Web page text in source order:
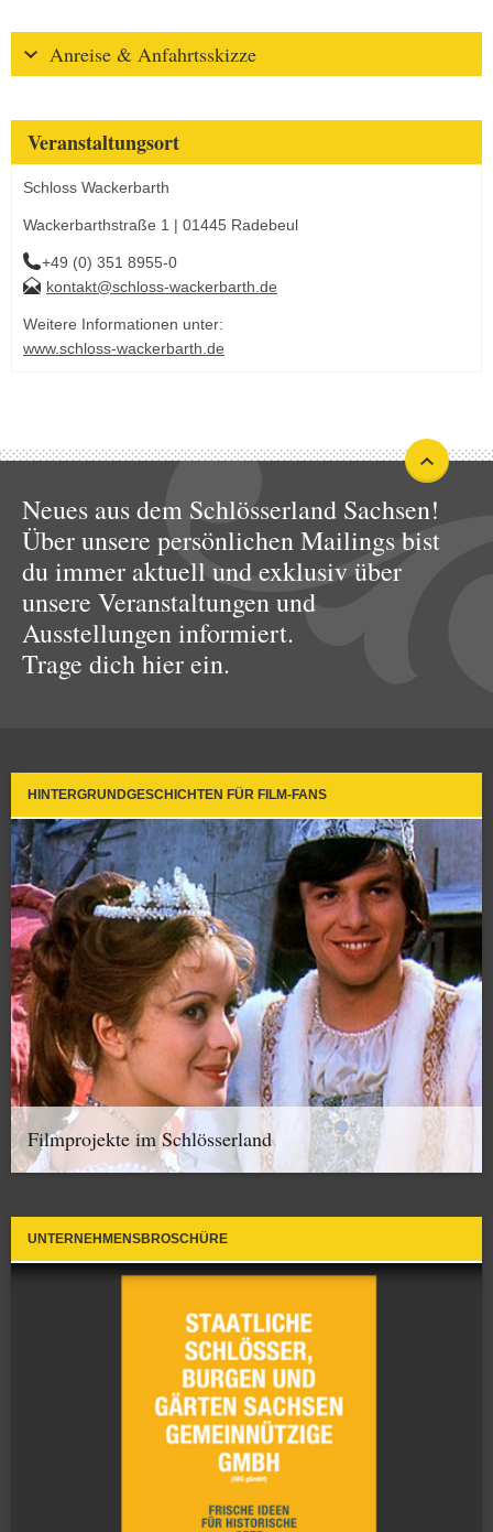
Anreise & Anfahrtsskizze
Veranstaltungsort
Schloss Wackerbarth
Wackerbarthstraße 1 | 01445 Radebeul
+49 (0) 351 8955-0
kontakt@schloss-wackerbarth.de
Weitere Informationen unter:
www.schloss-wackerbarth.de
Neues aus dem Schlösserland Sachsen!
Über unsere persönlichen Mailings bist
du immer aktuell und exklusiv über
unsere Veranstaltungen und
Ausstellungen informiert.
Trage dich hier ein.
HINTERGRUNDGESCHICHTEN FÜR FILM-FANS
Filmprojekte im Schlösserland
UNTERNEHMENSBROSCHÜRE